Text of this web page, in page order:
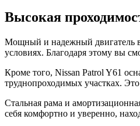
Высокая
Мощный и надежный двигатель
условиях. Благодаря этому вы
Кроме того, Nissan Patrol Y61
труднопроходимых участках.
Стальная рама и
себя комфортно и уверенно,